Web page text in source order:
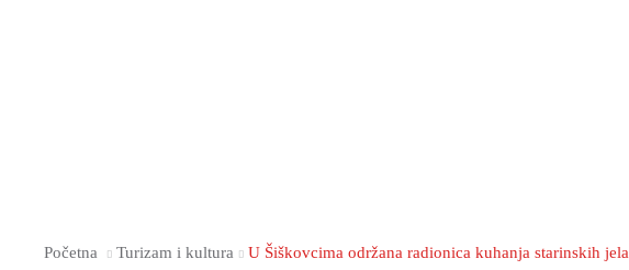
Početna Turizam i kultura U Šiškovcima održana radionica kuhanja starinskih jela